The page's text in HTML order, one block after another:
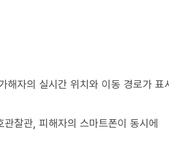
자의 실시간 위치와 이동 경로가 표
찰관, 피해자의 스마트폰이 동시에